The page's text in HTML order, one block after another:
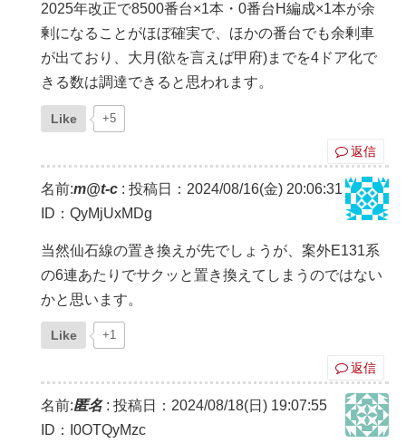
2025年改正で8500番台×1本・0番台H編成×1本が余
剰になることがほぼ確実で、ほかの番台でも余剰車
が出ており、大月(欲を言えば甲府)までを4ドア化で
きる数は調達できると思われます。
Like +5
返信
名前:m@t-c : 投稿日：2024/08/16(金) 20:06:31
ID：QyMjUxMDg
当然仙石線の置き換えが先でしょうが、案外E131系
の6連あたりでサクッと置き換えてしまうのではない
かと思います。
Like +1
返信
名前:匿名: 投稿日：2024/08/18(日) 19:07:55
ID：I0OTQyMzc